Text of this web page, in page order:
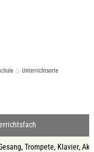
Unterrichtsorte
Trompete, Klavier,